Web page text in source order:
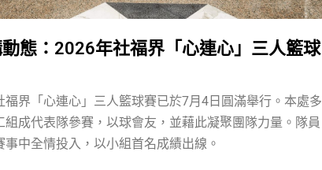
態：2026年社福界「心連心」三人籃球
福界「心連心」三人籃球賽已於7月4日圓滿舉行。本處多
組成代表隊參賽，以球會友，並藉此凝聚團隊力量。隊員
事中全情投入，以小組首名成績出線。